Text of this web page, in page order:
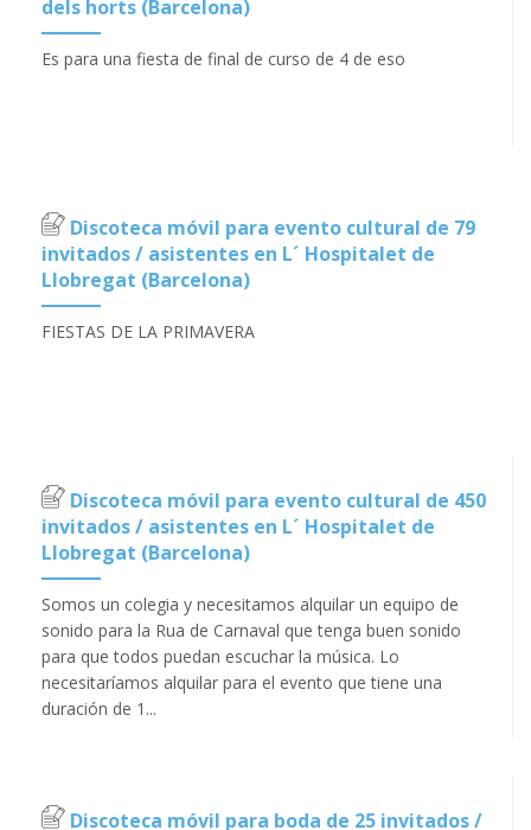
dels horts (Barcelona)
Es para una fiesta de final de curso de 4 de eso
Discoteca móvil para evento cultural de 79
invitados / asistentes en L´ Hospitalet de
Llobregat (Barcelona)
FIESTAS DE LA PRIMAVERA
Discoteca móvil para evento cultural de 450
invitados / asistentes en L´ Hospitalet de
Llobregat (Barcelona)
Somos un colegia y necesitamos alquilar un equipo de
sonido para la Rua de Carnaval que tenga buen sonido
para que todos puedan escuchar la música. Lo
necesitaríamos alquilar para el evento que tiene una
duración de 1...
Discoteca móvil para boda de 25 invitados /